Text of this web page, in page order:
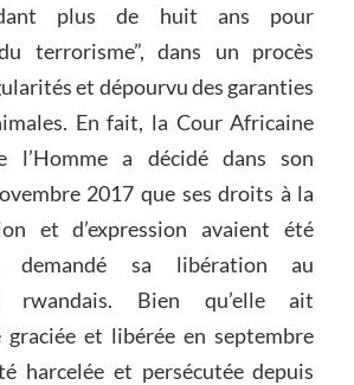
plus de huit ans pour
terrorisme”, dans un procès
et dépourvu des garanties
En fait, la Cour Africaine
l’Homme a décidé dans son
2017 que ses droits à la
et d’expression avaient été
sa libération au
rwandais. Bien qu’elle ait
et libérée en septembre
harcelée et persécutée depuis